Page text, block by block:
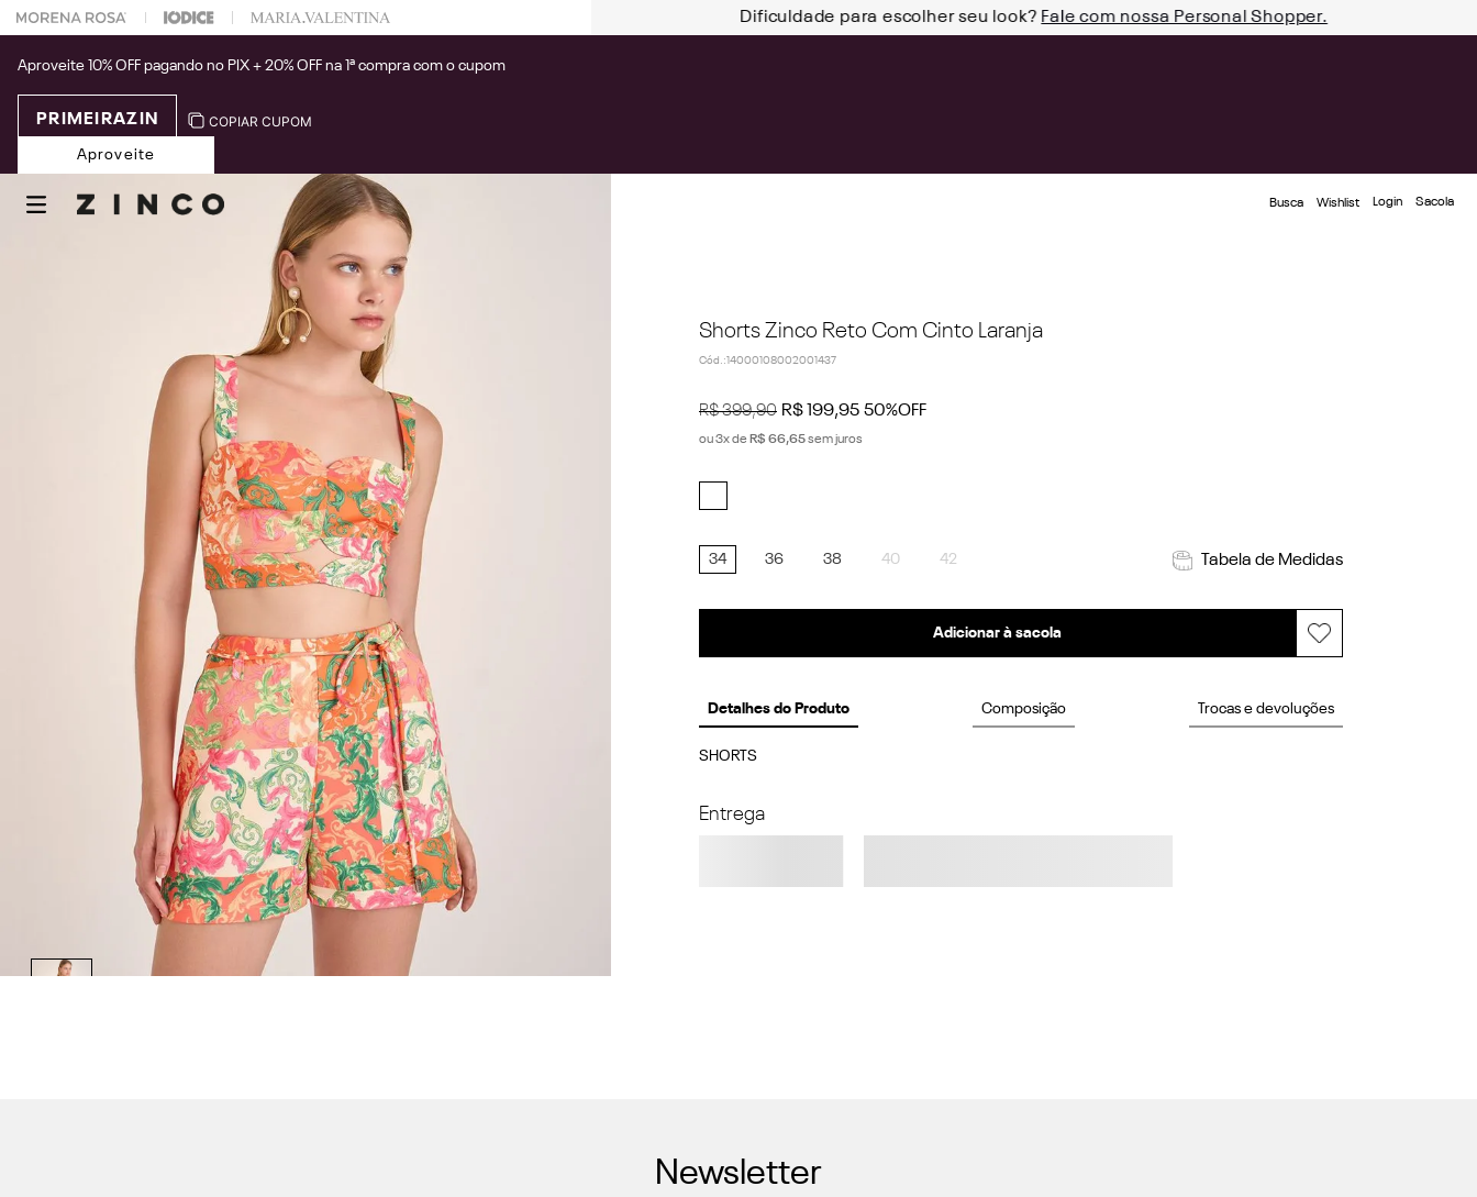
na sua 1° compra usando o cupom: PRIMEIRAZIN Dificuldade para escolher seu look? Fale com nossa Personal Shopper.
Aproveite 10% OFF pagando no PIX + 20% OFF na 1ª compra com o cupom
PRIMEIRAZIN COPIAR CUPOM
Aproveite
Busca Wishlist Login
Shorts Zinco Reto Com Cinto Laranja
Cód. :14000108002001437
R$ 399,90 R$ 199,95 50%OFF
ou3x de R$ 66,65sem juros
34 36 38 40 42 Tabela de Medidas
Adicionar à sacola
Detalhes do Produto Composição Trocas e devoluções
SHORTS
Entrega
Newsletter